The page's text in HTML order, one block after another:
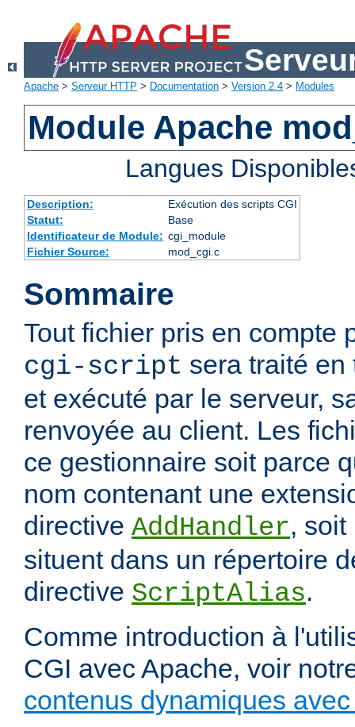
Apache > Serveur HTTP > Documentation > Version 2.4 > Modules
Module Apache
Langues
Description:
Exécution des scripts CGI
Statut:
Base
Identificateur de Module: cgi_module
Fichier Source:
mod_cgi.c
Sommaire
Tout fichier pris en compte
cgi-script sera traité en
et exécuté par le serveur,
renvoyée au client. Les
ce gestionnaire soit parce
nom contenant une
directive AddHandler,
situent dans un répertoire
directive ScriptAlias.
Comme introduction à
CGI avec Apache, voir
contenus dynamiques